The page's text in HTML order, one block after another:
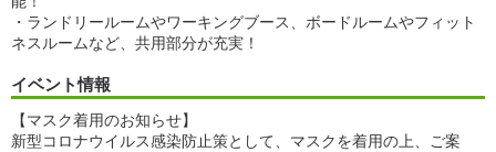
・ランドリールームやワーキングブース、ボードルームやフィット
ネスルームなど、共用部分が充実！
イベント情報
【マスク着用のお知らせ】
新型コロナウイルス感染防止策として、マスクを着用の上、ご案